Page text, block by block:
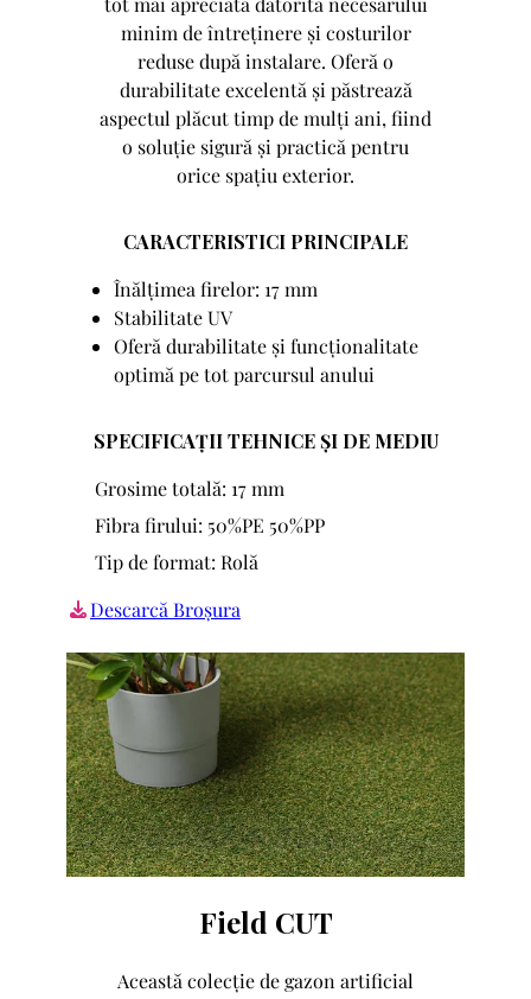
minim de întreținere și costurilor
reduse după instalare. Oferă o
durabilitate excelentă și păstrează
aspectul plăcut timp de mulți ani, fiind
o soluție sigură și practică pentru
orice spațiu exterior.
CARACTERISTICI PRINCIPALE
Înălțimea firelor: 17 mm
Stabilitate UV
Oferă durabilitate și funcționalitate
optimă pe tot parcursul anului
SPECIFICAȚII TEHNICE ȘI DE MEDIU
Grosime totală: 17 mm
Fibra firului: 50%PE 50%PP
Tip de format: Rolă
Descarcă Broșura
Field CUT
Această colecție de gazon artificial